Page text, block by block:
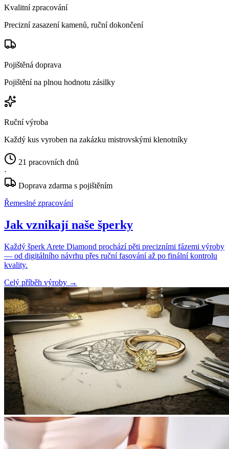
Kvalitní zpracování
Precizní zasazení kamenů, ruční dokončení
Pojištěná doprava
Pojištění na plnou hodnotu zásilky
Ruční výroba
Každý kus vyroben na zakázku mistrovskými klenotníky
21 pracovních dnů
·
Doprava zdarma s pojištěním
Řemeslné zpracování
Jak vznikají naše šperky
Každý šperk Arete Diamond prochází pěti precizními fázemi výroby
— od digitálního návrhu přes ruční fasování až po finální kontrolu
kvality.
Celý příběh výroby →